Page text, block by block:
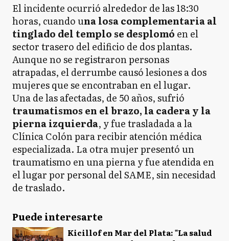
El incidente ocurrió alrededor de las 18:30
horas, cuando una losa complementaria al
tinglado del templo se desplomó en el
sector trasero del edificio de dos plantas.
Aunque no se registraron personas
atrapadas, el derrumbe causó lesiones a dos
mujeres que se encontraban en el lugar.​
Una de las afectadas, de 50 años, sufrió
traumatismos en el brazo, la cadera y la
pierna izquierda, y fue trasladada a la
Clínica Colón para recibir atención médica
especializada. La otra mujer presentó un
traumatismo en una pierna y fue atendida en
el lugar por personal del SAME, sin necesidad
de traslado.​
Puede interesarte
Kicillof en Mar del Plata: "La salud